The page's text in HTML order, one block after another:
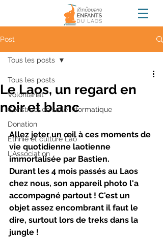
Post
Tous les posts
Volontariat
Construction salle informatique
Donation
Ethnie et culture Lao
L'Association
Tous les posts
Le Laos, un regard en
noir et blanc
Allez jeter un œil à ces moments de
vie quotidienne laotienne
immortalisée par Bastien.
Durant les 4 mois passés au Laos
chez nous, son appareil photo l'a
accompagné partout ! C'est un
objet assez encombrant il faut le
dire, surtout lors de treks dans la
jungle !